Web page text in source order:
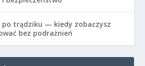
po trądziku — kiedy zobaczysz
bez podrażnień